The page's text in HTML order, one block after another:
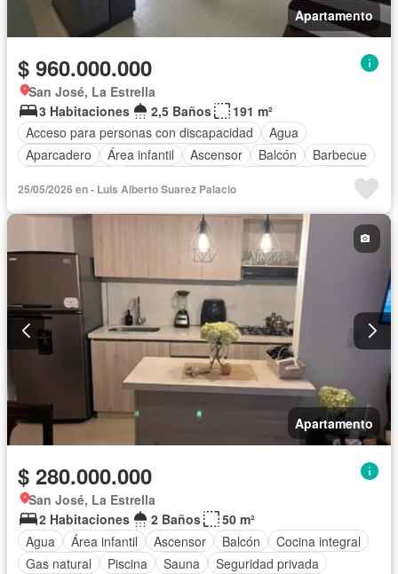
Apartamento
$ 960.000.000
San José, La Estrella
3 Habitaciones
2,5 Baños
191 m²
Acceso para personas con discapacidad
Agua
Aparcadero
Área infantil Ascensor Balcón
Barbecue
Piscina
Vista panorámica
25/05/2026 en - Luis Alberto Suarez Palacio
Apartamento
$ 280.000.000
San José, La Estrella
2 Habitaciones
2 Baños
50 m²
Agua
Área infantil Ascensor Balcón
Cocina integral
Gas natural
Piscina Sauna Seguridad privada